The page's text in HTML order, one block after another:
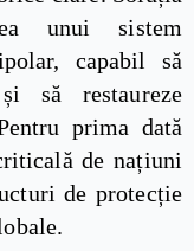
unui sistem
capabil să
să restaureze
prima dată
de națiuni
de protecție